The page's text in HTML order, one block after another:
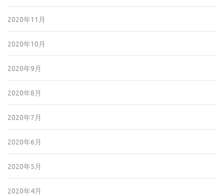
2020年11月
2020年10月
2020年9月
2020年8月
2020年7月
2020年6月
2020年5月
2020年4月